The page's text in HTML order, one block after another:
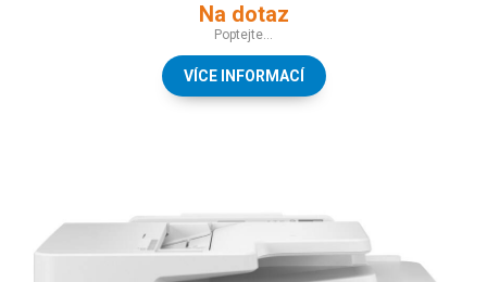
Na dotaz
Poptejte...
VÍCE INFORMACÍ